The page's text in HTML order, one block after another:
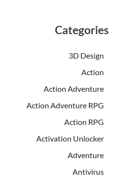
Categories
3D Design
Action
Action Adventure
Action Adventure RPG
Action RPG
Activation Unlocker
Adventure
Antivirus